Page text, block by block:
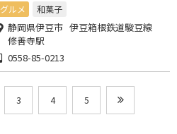
グルメ 和菓子
静岡県伊豆市 伊豆箱根鉄道駿豆線
修善寺駅
0558-85-0213
3 4 5